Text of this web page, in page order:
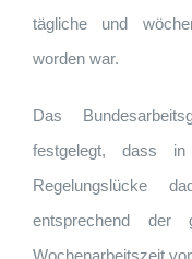
tägliche und
worden war.
Das
festgelegt, dass
Regelungslücke
entsprechend der